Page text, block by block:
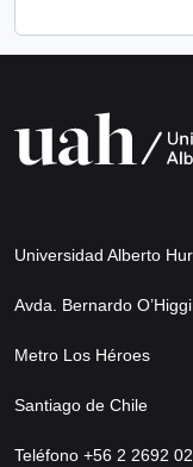
Universidad Alberto
Avda. Bernardo
Metro Los Héroes
Santiago de Chile
Teléfono +56 2 2692